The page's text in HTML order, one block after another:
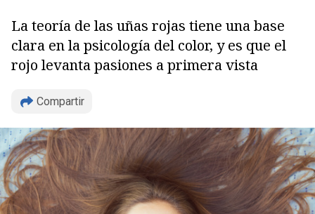
La teoría de las uñas rojas tiene una base
clara en la psicología del color, y es que el
rojo levanta pasiones a primera vista
Compartir
Copiar